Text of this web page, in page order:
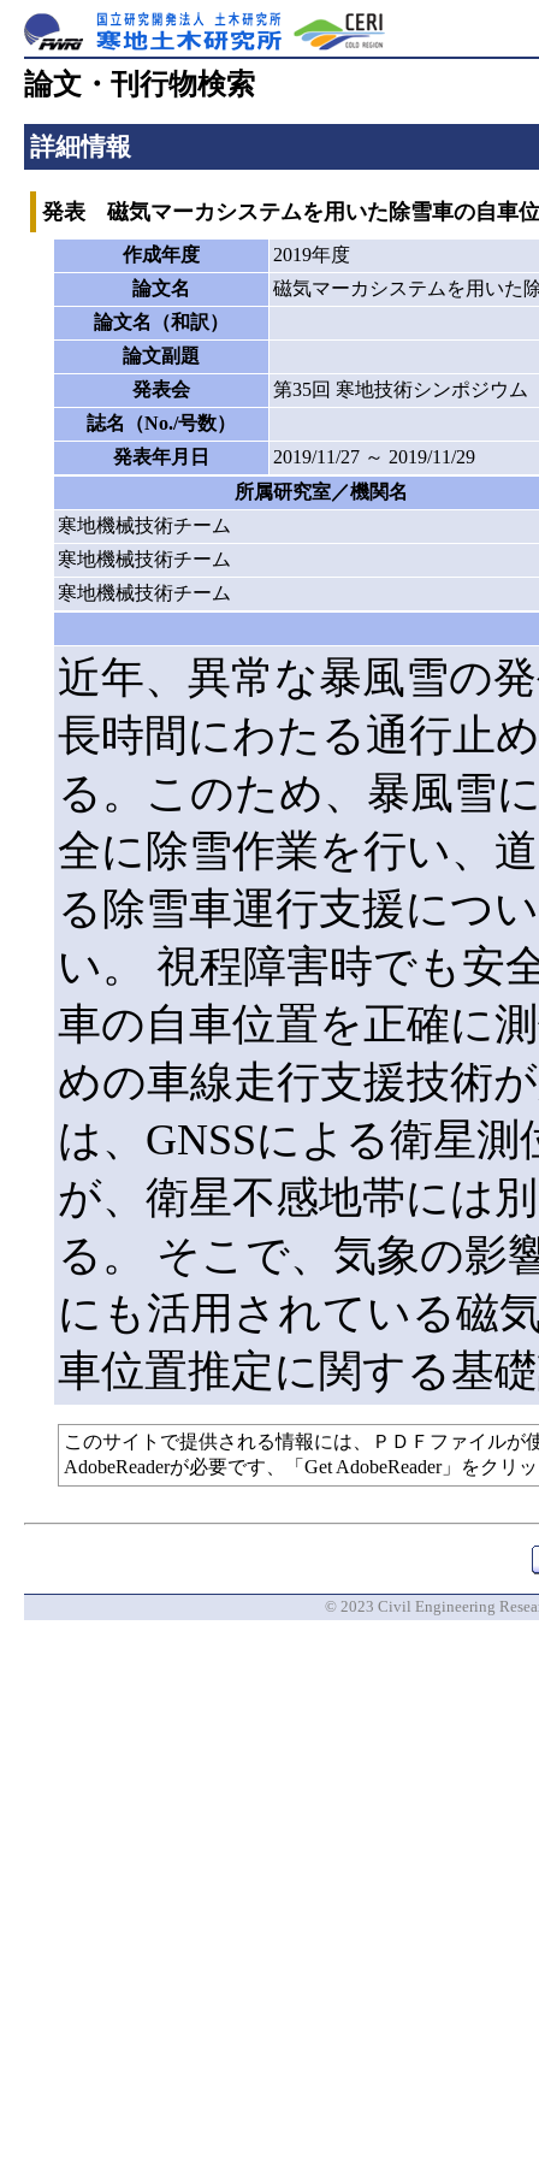
論文・刊行物検索
詳細情報
発表 磁気マーカシステムを用いた除雪車の自車
作成年度
2019年度
論文名
磁気マーカシステムを用いた
論文名（和訳）
論文副題
発表会
第35回 寒地技術シンポジウム
誌名（No./号数）
発表年月日
2019/11/27 ～ 2019/11/29
所属研究室／機関名
寒地機械技術チーム
寒地機械技術チーム
寒地機械技術チーム
近年、異常な暴風雪の
長時間にわたる通行止
る。このため、暴風雪
全に除雪作業を行い、
る除雪車運行支援につ
い。 視程障害時でも安
車の自車位置を正確に
めの車線走行支援技術
は、GNSSによる衛星
が、衛星不感地帯には
る。 そこで、気象の影
にも活用されている磁
車位置推定に関する基
このサイトで提供される情報には、ＰＤＦファイル
AdobeReaderが必要です、「Get AdobeReader」をク
© 2023 Civil Engineering